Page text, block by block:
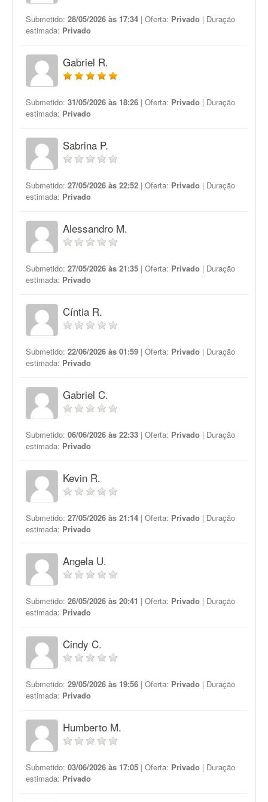
Submetido: 28/05/2026 às 17:34 | Oferta: Privado | Duração
estimada: Privado
Gabriel R.
Submetido: 31/05/2026 às 18:26 | Oferta: Privado | Duração
estimada: Privado
Sabrina P.
Submetido: 27/05/2026 às 22:52 | Oferta: Privado | Duração
estimada: Privado
Alessandro M.
Submetido: 27/05/2026 às 21:35 | Oferta: Privado | Duração
estimada: Privado
Cíntia R.
Submetido: 22/06/2026 às 01:59 | Oferta: Privado | Duração
estimada: Privado
Gabriel C.
Submetido: 06/06/2026 às 22:33 | Oferta: Privado | Duração
estimada: Privado
Kevin R.
Submetido: 27/05/2026 às 21:14 | Oferta: Privado | Duração
estimada: Privado
Angela U.
Submetido: 26/05/2026 às 20:41 | Oferta: Privado | Duração
estimada: Privado
Cindy C.
Submetido: 29/05/2026 às 19:56 | Oferta: Privado | Duração
estimada: Privado
Humberto M.
Submetido: 03/06/2026 às 17:05 | Oferta: Privado | Duração
estimada: Privado